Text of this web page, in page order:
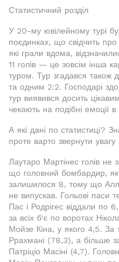
Статистичний розділ
У 20-му ювілейному турі
поєдинках, що свідчить про
які грали вдома,
11 голів — це зовсім інша
туром. Тур згадався також
та одним 2:2. Господарі
тур виявився досить
чекають на подібні емоції в
А які дані по статистиці?
проте варто звернути
Лаутаро Мартінес голів не
що головний бомбардир, як
залишилося 8, тому що
не випускав. Гольові паси
Пас і Родрігес віддали по
за всіх б'є по воротах
Мойзе Кіна, у якого 4,5.
Ррахмані (78,3), а більше
Патріціо Масіні (4,7).